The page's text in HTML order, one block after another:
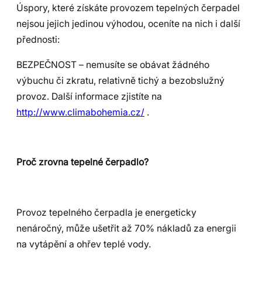
Úspory, které získáte provozem tepelných čerpadel
nejsou jejich jedinou výhodou, oceníte na nich i další
přednosti:
BEZPEČNOST – nemusíte se obávat žádného
výbuchu či zkratu, relativně tichý a bezobslužný
provoz. Další informace zjistíte na
http://www.climabohemia.cz/ .
Proč zrovna tepelné čerpadlo?
Provoz tepelného čerpadla je energeticky
nenáročný, může ušetřit až 70% nákladů za energii
na vytápění a ohřev teplé vody.